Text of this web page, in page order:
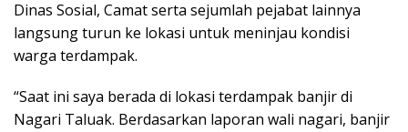
Dinas Sosial, Camat serta sejumlah pejabat lainnya
langsung turun ke lokasi untuk meninjau kondisi
warga terdampak.
“Saat ini saya berada di lokasi terdampak banjir di
Nagari Taluak. Berdasarkan laporan wali nagari, banjir